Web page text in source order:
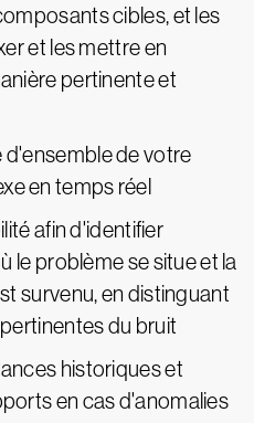
cibles, et les
et les mettre en
pertinente et
d'ensemble de votre
en temps réel
afin d'identifier
le problème se situe et la
survenu, en distinguant
du bruit
historiques et
en cas d'anomalies